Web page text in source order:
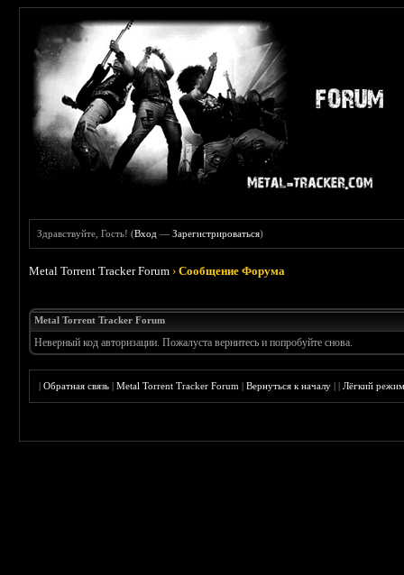
Здравствуйте, Гость! (Вход —Зарегистрироваться)
Metal Torrent Tracker Forum ›Сообщение Форума
Metal Torrent Tracker Forum
Неверный код авторизации. Пожалуста вернитесь и попробуйте снова.
|Обратная связь |Metal Torrent Tracker Forum |Вернуться к началу ||Лёгкий